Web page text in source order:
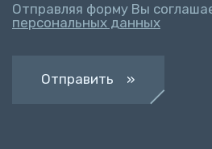
Отправляя форму Вы
персональных данных
Отправить »